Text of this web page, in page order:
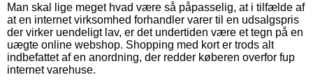
Man skal lige meget hvad være så påpasselig, at i tilfælde af
at en internet virksomhed forhandler varer til en udsalgspris
der virker uendeligt lav, er det undertiden være et tegn på en
uægte online webshop. Shopping med kort er trods alt
indbefattet af en anordning, der redder køberen overfor fup
internet varehuse.